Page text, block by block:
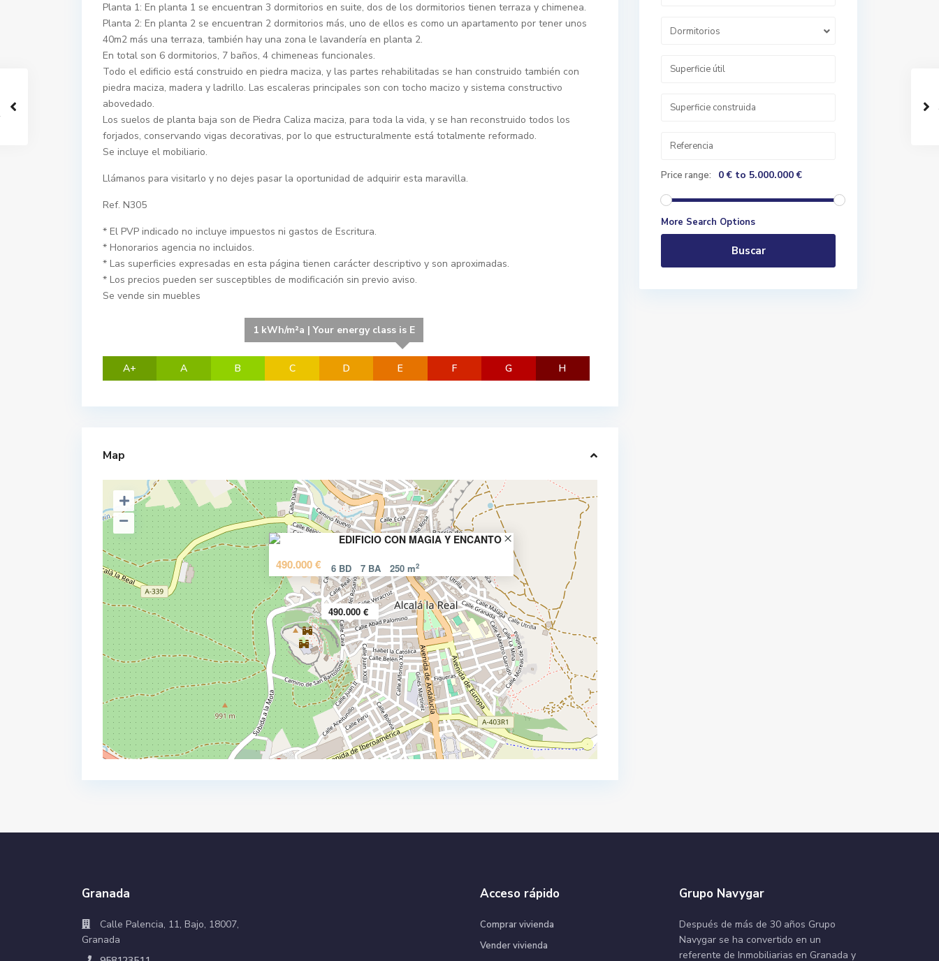
Planta 1: En planta 1 se encuentran 3 dormitorios en suite, dos de los dormitorios tienen terraza y chimenea.
Planta 2: En planta 2 se encuentran 2 dormitorios más, uno de ellos es como un apartamento por tener unos
40m2 más una terraza, también hay una zona le lavandería en planta 2.
En total son 6 dormitorios, 7 baños, 4 chimeneas funcionales.
Todo el edificio está construido en piedra maciza, y las partes rehabilitadas se han construido también con
piedra maciza, madera y ladrillo. Las escaleras principales son con tocho macizo y sistema constructivo
abovedado.
Los suelos de planta baja son de Piedra Caliza maciza, para toda la vida, y se han reconstruido todos los
forjados, conservando vigas decorativas, por lo que estructuralmente está totalmente reformado.
Se incluye el mobiliario.
Llámanos para visitarlo y no dejes pasar la oportunidad de adquirir esta maravilla.
Ref. N305
* El PVP indicado no incluye impuestos ni gastos de Escritura.
* Honorarios agencia no incluidos.
* Las superficies expresadas en esta página tienen carácter descriptivo y son aproximadas.
* Los precios pueden ser susceptibles de modificación sin previo aviso.
Se vende sin muebles
A+ A B C D
1 kWh/m²a | Your energy class is E
E F G H
Map
490.000 €
EDIFICIO CON MAGIA Y ENCANTO
490.000 € 6 BD 7 BA 250 m2
Dormitorios
Price range: 0 € to 5.000.000 €
More Search Options
Buscar
Granada
Calle Palencia, 11, Bajo, 18007,
Granada
Acceso rápido
Comprar vivienda
Vender vivienda
Grupo Navygar
Después de más de 30 años Grupo
Navygar se ha convertido en un
referente de Inmobiliarias en Granada y